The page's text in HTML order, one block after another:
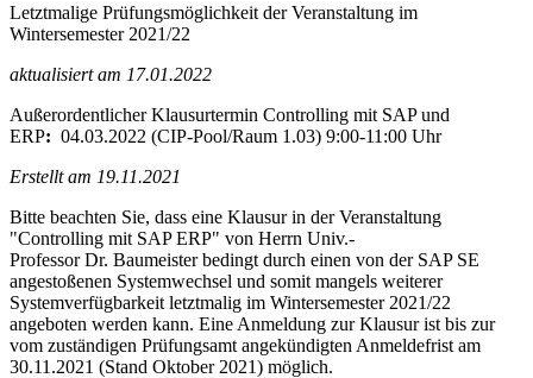
Letztmalige Prüfungsmöglichkeit der Veranstaltung im
Wintersemester 2021/22
aktualisiert am 17.01.2022
Außerordentlicher Klausurtermin Controlling mit SAP und
ERP: 04.03.2022 (CIP-Pool/Raum 1.03) 9:00-11:00 Uhr
Erstellt am 19.11.2021
Bitte beachten Sie, dass eine Klausur in der Veranstaltung
"Controlling mit SAP ERP" von Herrn Univ.-
Professor Dr. Baumeister bedingt durch einen von der SAP SE
angestoßenen Systemwechsel und somit mangels weiterer
Systemverfügbarkeit letztmalig im Wintersemester 2021/22
angeboten werden kann. Eine Anmeldung zur Klausur ist bis zur
vom zuständigen Prüfungsamt angekündigten Anmeldefrist am
30.11.2021 (Stand Oktober 2021) möglich.